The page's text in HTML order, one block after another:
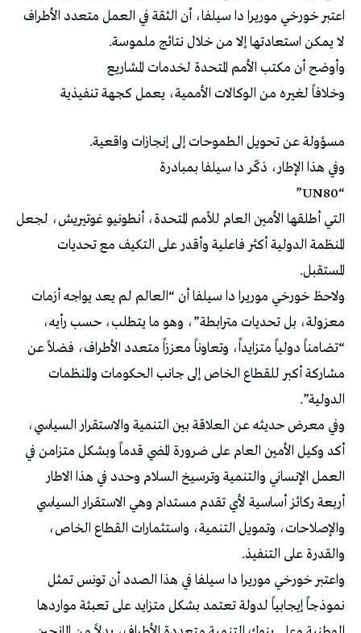
اعتبر خورخي موريرا دا سيلفا، أن الثقة في العمل متعدد الأطراف
لا يمكن استعادتها إلا من خلال نتائج ملموسة.
وأوضح أن مكتب الأمم المتحدة لخدمات المشاريع
وخلافاً لغيره من الوكالات الأممية، يعمل كجهة تنفيذية
مسؤولة عن تحويل الطموحات إلى إنجازات واقعية.
وفي هذا الإطار، ذكّر دا سيلفا بمبادرة
“UN80”
التي أطلقها الأمين العام للأمم المتحدة، أنطونيو غوتيريش، لجعل
المنظمة الدولية أكثر فاعلية وأقدر على التكيف مع تحديات
المستقبل.
ولاحظ خورخي موريرا دا سيلفا أن “العالم لم يعد يواجه أزمات
معزولة، بل تحديات مترابطة”، وهو ما يتطلب، حسب رأيه،
“تضامناً دولياً متزايداً، وتعاوناً معززاً متعدد الأطراف، فضلاً عن
مشاركة أكبر للقطاع الخاص إلى جانب الحكومات والمنظمات
الدولية”.
وفي معرض حديثه عن العلاقة بين التنمية والاستقرار السياسي،
أكد وكيل الأمين العام على ضرورة المضي قدماً وبشكل متزامن في
العمل الإنساني والتنمية وترسيخ السلام وحدد في هذا الاطار
أربعة ركائز أساسية لأي تقدم مستدام وهي الاستقرار السياسي
والإصلاحات، وتمويل التنمية، واستثمارات القطاع الخاص،
والقدرة على التنفيذ.
واعتبر خورخي موريرا دا سيلفا في هذا الصدد أن تونس تمثل
نموذجاً إيجابياً لدولة تعتمد بشكل متزايد على تعبئة مواردها